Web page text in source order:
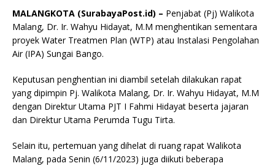
MALANGKOTA (SurabayaPost.id) – Penjabat (Pj) Walikota
Malang, Dr. Ir. Wahyu Hidayat, M.M menghentikan sementara
proyek Water Treatmen Plan (WTP) atau Instalasi Pengolahan
Air (IPA) Sungai Bango.
Keputusan penghentian ini diambil setelah dilakukan rapat
yang dipimpin Pj. Walikota Malang, Dr. Ir. Wahyu Hidayat, M.M
dengan Direktur Utama PJT I Fahmi Hidayat beserta jajaran
dan Direktur Utama Perumda Tugu Tirta.
Selain itu, pertemuan yang dihelat di ruang rapat Walikota
Malang, pada Senin (6/11/2023) juga diikuti beberapa